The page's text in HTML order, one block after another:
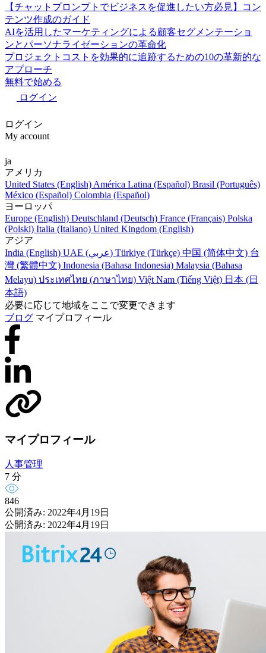
【チャットプロンプトでビジネスを促進したい方必見】コン
テンツ作成のガイド
AIを活用したマーケティングによる顧客セグメンテーショ
ンとパーソナライゼーションの革命化
プロジェクトコストを効果的に追跡するための10の革新的な
アプローチ
無料で始める
ログイン
ログイン
My account
ja
アメリカ
United States (English) América Latina (Español) Brasil (Português)
México (Español) Colombia (Español)
ヨーロッパ
Europe (English) Deutschland (Deutsch) France (Français) Polska
(Polski) Italia (Italiano) United Kingdom (English)
アジア
India (English)
UAE (عربي) Türkiye (Türkçe) 中国 (简体中文) 台
灣 (繁體中文) Indonesia (Bahasa Indonesia) Malaysia (Bahasa
Melayu) ประเทศไทย (ภาษาไทย) Việt Nam (Tiếng Việt) 日本 (日
本語)
必要に応じて地域をここで変更できます
ブログ マイプロフィール
マイプロフィール
人事管理
7 分
846
公開済み: 2022年4月19日
公開済み: 2022年4月19日